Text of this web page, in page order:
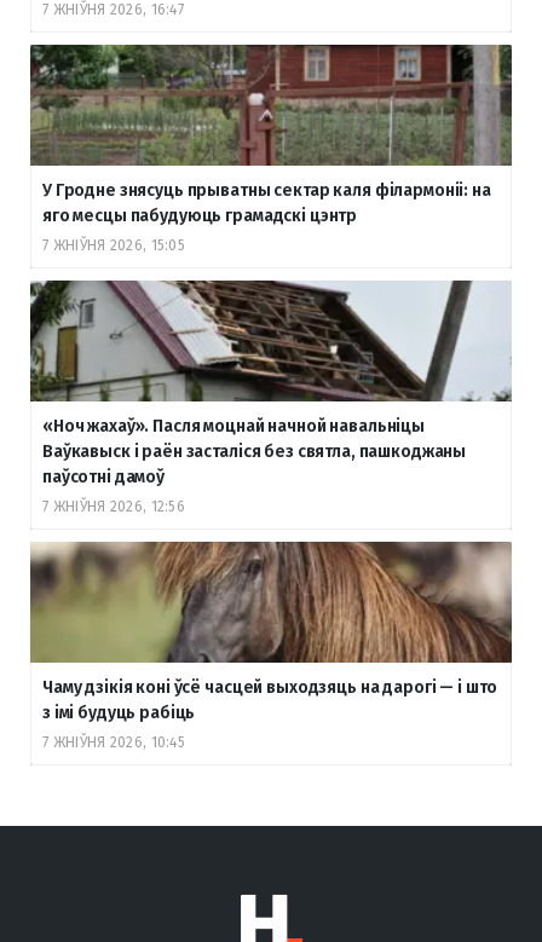
7 ЖНІЎНЯ 2026, 16:47
У Гродне знясуць прыватны сектар каля філармоніі: на
яго месцы пабудуюць грамадскі цэнтр
7 ЖНІЎНЯ 2026, 15:05
«Ноч жахаў». Пасля моцнай начной навальніцы
Ваўкавыск і раён засталіся без святла, пашкоджаны
паўсотні дамоў
7 ЖНІЎНЯ 2026, 12:56
Чаму дзікія коні ўсё часцей выходзяць на дарогі — і што
з імі будуць рабіць
7 ЖНІЎНЯ 2026, 10:45